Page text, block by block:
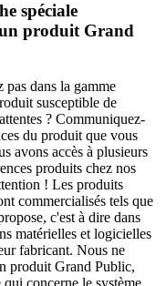
spéciale
produit Grand
pas dans la gamme
susceptible de
? Communiquez-
du produit que vous
avons accès à plusieurs
produits chez nos
! Les produits
commercialisés tels que
c'est à dire dans
matérielles et logicielles
fabricant. Nous ne
produit Grand Public,